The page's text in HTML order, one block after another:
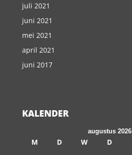
juli 2021
juni 2021
mei 2021
april 2021
juni 2017
KALENDER
augustus 2026
M D W D